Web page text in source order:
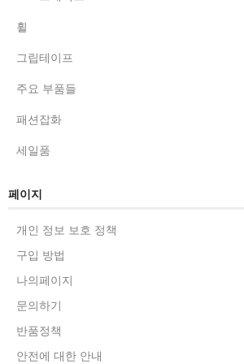
휠
그립테이프
주요 부품들
패션잡화
세일품
페이지
개인 정보 보호 정책
구입 방법
나의페이지
문의하기
반품정책
안전에 대한 안내